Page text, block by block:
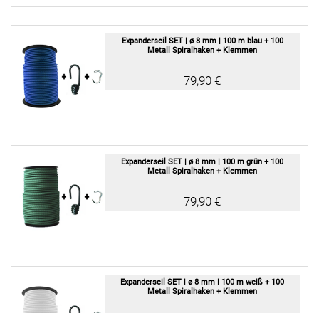
Expanderseil SET | ø 8 mm | 100 m blau + 100
Metall Spiralhaken + Klemmen
79,90 €
Expanderseil SET | ø 8 mm | 100 m grün + 100
Metall Spiralhaken + Klemmen
79,90 €
Expanderseil SET | ø 8 mm | 100 m weiß + 100
Metall Spiralhaken + Klemmen